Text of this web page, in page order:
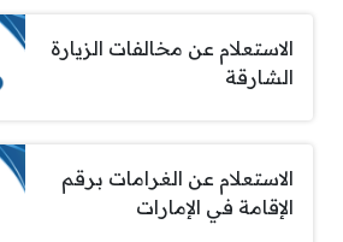
الاستعلام عن مخالفات الزيارة
الشارقة
الاستعلام عن الغرامات برقم
الإقامة في الإمارات